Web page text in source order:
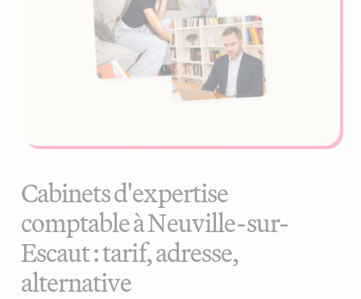
Cabinets d'expertise
comptable à Neuville-sur-
Escaut : tarif, adresse,
alternative